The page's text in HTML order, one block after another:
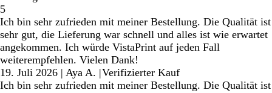
5
Ich bin sehr zufrieden mit meiner Bestellung. Die Qualität ist
sehr gut, die Lieferung war schnell und alles ist wie erwartet
angekommen. Ich würde VistaPrint auf jeden Fall
weiterempfehlen. Vielen Dank!
19. Juli 2026 | Aya A. |Verifizierter Kauf
Ich bin sehr zufrieden mit meiner Bestellung. Die Qualität ist